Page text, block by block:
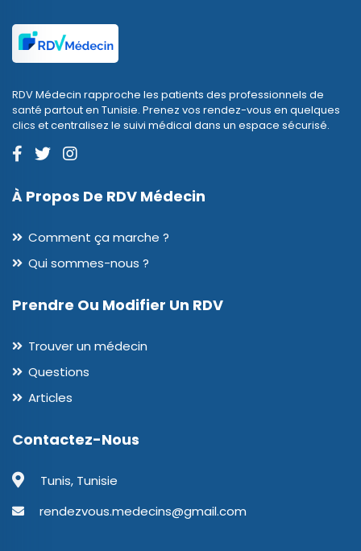
RDV Médecin rapproche les patients des professionnels de
santé partout en Tunisie. Prenez vos rendez-vous en quelques
clics et centralisez le suivi médical dans un espace sécurisé.
À Propos De RDV Médecin
Comment ça marche ?
Qui sommes-nous ?
Prendre Ou Modifier Un RDV
Trouver un médecin
Questions
Articles
Contactez-Nous
Tunis, Tunisie
rendezvous.medecins@gmail.com